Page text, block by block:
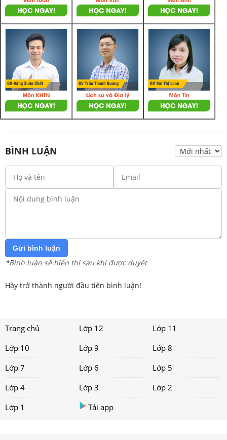
BÌNH LUẬN
Gửi bình luận
*Bình luận sẽ hiển thị sau khi được duyệt
Hãy trở thành người đầu tiên bình luận!
Trang chủ Lớp 12
Lớp 11
Lớp 10
Lớp 9
Lớp 8
Lớp 7
Lớp 6
Lớp 5
Lớp 4
Lớp 3
Lớp 2
Lớp 1
Tải app